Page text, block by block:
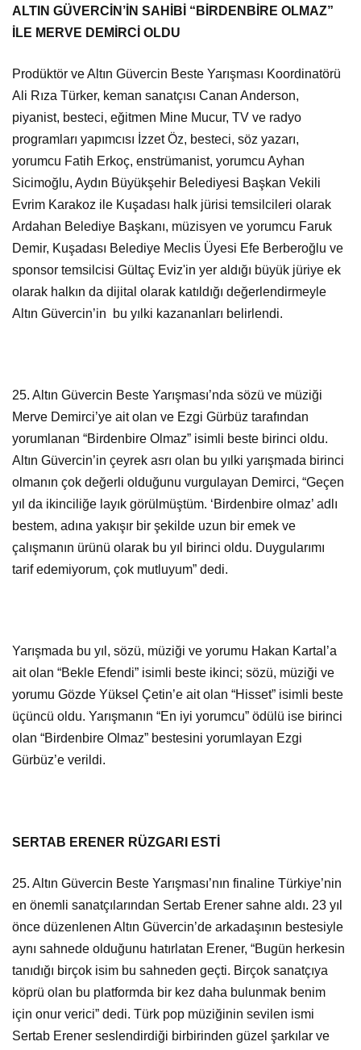
ALTIN GÜVERCİN’İN SAHİBİ “BİRDENBİRE OLMAZ”
İLE MERVE DEMİRCİ OLDU
Prodüktör ve Altın Güvercin Beste Yarışması Koordinatörü
Ali Rıza Türker, keman sanatçısı Canan Anderson,
piyanist, besteci, eğitmen Mine Mucur, TV ve radyo
programları yapımcısı İzzet Öz, besteci, söz yazarı,
yorumcu Fatih Erkoç, enstrümanist, yorumcu Ayhan
Sicimoğlu, Aydın Büyükşehir Belediyesi Başkan Vekili
Evrim Karakoz ile Kuşadası halk jürisi temsilcileri olarak
Ardahan Belediye Başkanı, müzisyen ve yorumcu Faruk
Demir, Kuşadası Belediye Meclis Üyesi Efe Berberoğlu ve
sponsor temsilcisi Gültaç Eviz'in yer aldığı büyük jüriye ek
olarak halkın da dijital olarak katıldığı değerlendirmeyle
Altın Güvercin’in bu yılki kazananları belirlendi.
25. Altın Güvercin Beste Yarışması’nda sözü ve müziği
Merve Demirci’ye ait olan ve Ezgi Gürbüz tarafından
yorumlanan “Birdenbire Olmaz” isimli beste birinci oldu.
Altın Güvercin’in çeyrek asrı olan bu yılki yarışmada birinci
olmanın çok değerli olduğunu vurgulayan Demirci, “Geçen
yıl da ikinciliğe layık görülmüştüm. ‘Birdenbire olmaz’ adlı
bestem, adına yakışır bir şekilde uzun bir emek ve
çalışmanın ürünü olarak bu yıl birinci oldu. Duygularımı
tarif edemiyorum, çok mutluyum” dedi.
Yarışmada bu yıl, sözü, müziği ve yorumu Hakan Kartal’a
ait olan “Bekle Efendi” isimli beste ikinci; sözü, müziği ve
yorumu Gözde Yüksel Çetin’e ait olan “Hisset” isimli beste
üçüncü oldu. Yarışmanın “En iyi yorumcu” ödülü ise birinci
olan “Birdenbire Olmaz” bestesini yorumlayan Ezgi
Gürbüz’e verildi.
SERTAB ERENER RÜZGARI ESTİ
25. Altın Güvercin Beste Yarışması’nın finaline Türkiye’nin
en önemli sanatçılarından Sertab Erener sahne aldı. 23 yıl
önce düzenlenen Altın Güvercin’de arkadaşının bestesiyle
aynı sahnede olduğunu hatırlatan Erener, “Bugün herkesin
tanıdığı birçok isim bu sahneden geçti. Birçok sanatçıya
köprü olan bu platformda bir kez daha bulunmak benim
için onur verici” dedi. Türk pop müziğinin sevilen ismi
Sertab Erener seslendirdiği birbirinden güzel şarkılar ve